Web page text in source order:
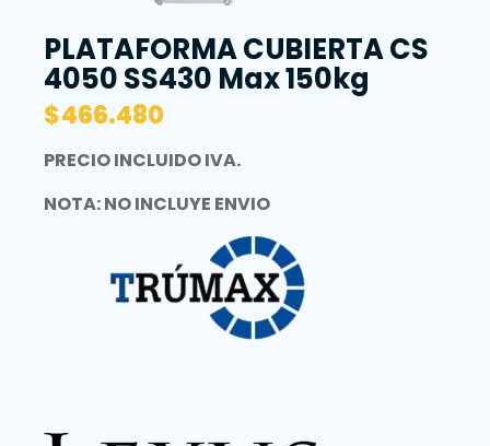
PLATAFORMA CUBIERTA CS
4050 SS430 Max 150kg
$466.480
PRECIO INCLUIDO IVA.
NOTA: NO INCLUYE ENVIO